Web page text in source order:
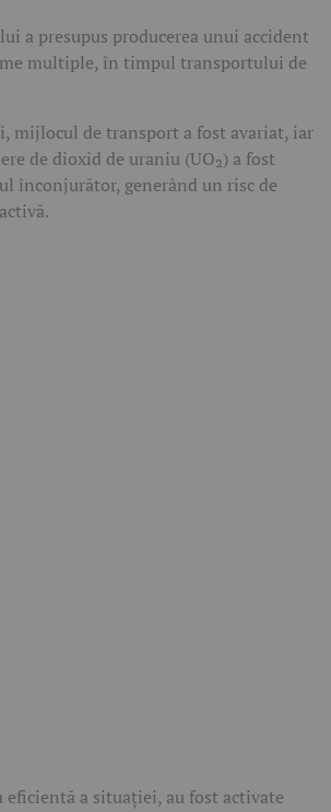
a presupus producerea unui accident
multiple, în timpul transportului de
mijlocul de transport a fost avariat, iar
de dioxid de uraniu (UO₂) a fost
înconjurător, generând un risc de
eficientă a situației, au fost activate